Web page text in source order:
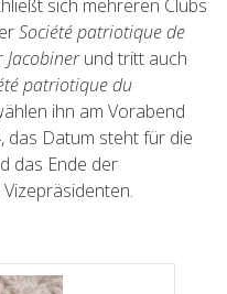
sich mehreren Clubs
Société patriotique de
Jacobinerund tritt auch
patriotique du
ihn am Vorabend
das Datum steht für die
das Ende der